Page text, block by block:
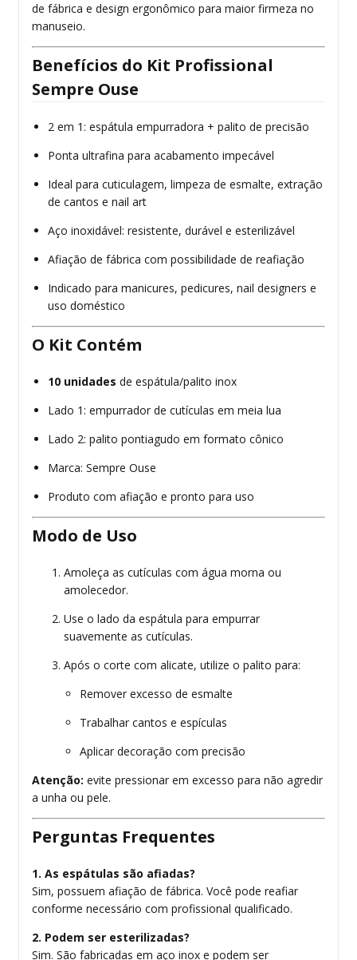
de fábrica e design ergonômico para maior firmeza no
manuseio.
Benefícios do Kit Profissional
Sempre Ouse
2 em 1: espátula empurradora + palito de precisão
Ponta ultrafina para acabamento impecável
Ideal para cuticulagem, limpeza de esmalte, extração
de cantos e nail art
Aço inoxidável: resistente, durável e esterilizável
Afiação de fábrica com possibilidade de reafiação
Indicado para manicures, pedicures, nail designers e
uso doméstico
O Kit Contém
10 unidades de espátula/palito inox
Lado 1: empurrador de cutículas em meia lua
Lado 2: palito pontiagudo em formato cônico
Marca: Sempre Ouse
Produto com afiação e pronto para uso
Modo de Uso
Amoleça as cutículas com água morna ou
amolecedor.
Use o lado da espátula para empurrar
suavemente as cutículas.
Após o corte com alicate, utilize o palito para:
Remover excesso de esmalte
Trabalhar cantos e espículas
Aplicar decoração com precisão
Atenção: evite pressionar em excesso para não agredir
a unha ou pele.
Perguntas Frequentes
1. As espátulas são afiadas?
Sim, possuem afiação de fábrica. Você pode reafiar
conforme necessário com profissional qualificado.
2. Podem ser esterilizadas?
Sim. São fabricadas em aço inox e podem ser